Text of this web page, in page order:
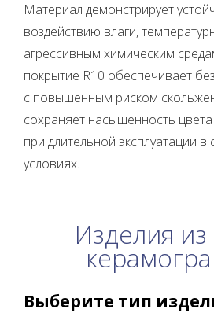
Материал демонстрирует
воздействию влаги,
агрессивным химическим
покрытие R10 обеспечивает
с повышенным риском
сохраняет насыщенность
при длительной эксплуатации
условиях.
Изделия из
Выберите тип